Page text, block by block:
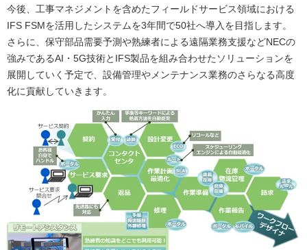
今後、工事マネジメントを含めたフィールドサービス領域における
IFS FSMを活用したシステムを3年間で50社へ導入を目指します。
さらに、保守部品需要予測や熟練者による遠隔業務支援などNECの
強みであるAI・5G技術とIFS製品を組み合わせたソリューションを
展開していく予定で、設備管理やメンテナンス業務のさらなる高度
化に貢献していきます。